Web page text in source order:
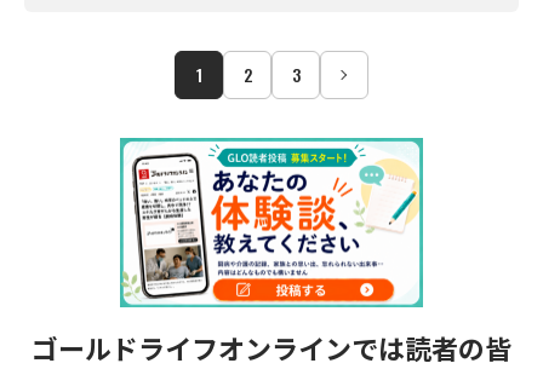
1 2 3
ゴールドライフオンラインでは読者の皆